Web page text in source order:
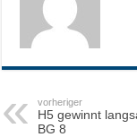
vorheriger
H5 gewinnt
BG 8